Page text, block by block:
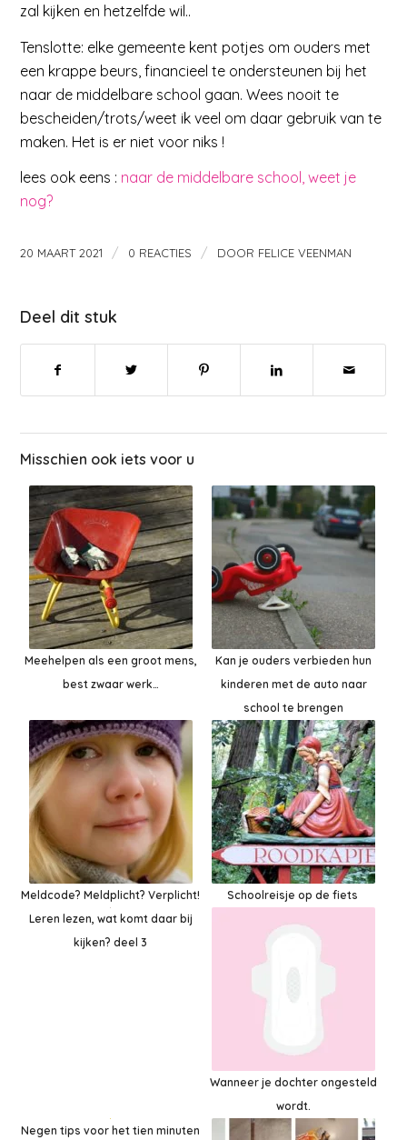
zal kijken en hetzelfde wil..
Tenslotte: elke gemeente kent potjes om ouders met
een krappe beurs, financieel te ondersteunen bij het
naar de middelbare school gaan. Wees nooit te
bescheiden/trots/weet ik veel om daar gebruik van te
maken. Het is er niet voor niks !
lees ook eens : naar de middelbare school, weet je
nog?
20 MAART 2021 / 0 REACTIES / DOOR FELICE VEENMAN
Deel dit stuk
Misschien ook iets voor u
Meehelpen als een groot mens,
best zwaar werk…
Kan je ouders verbieden hun
kinderen met de auto naar
school te brengen
Meldcode? Meldplicht? Verplicht!
Schoolreisje op de fiets
Leren lezen, wat komt daar bij
kijken? deel 3
Wanneer je dochter ongesteld
wordt.
Negen tips voor het tien minuten